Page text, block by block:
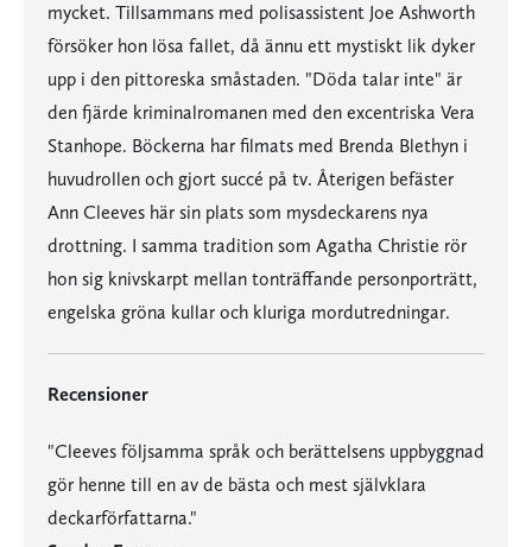
mycket. Tillsammans med polisassistent Joe Ashworth
försöker hon lösa fallet, då ännu ett mystiskt lik dyker
upp i den pittoreska småstaden. "Döda talar inte" är
den fjärde kriminalromanen med den excentriska Vera
Stanhope. Böckerna har filmats med Brenda Blethyn i
huvudrollen och gjort succé på tv. Återigen befäster
Ann Cleeves här sin plats som mysdeckarens nya
drottning. I samma tradition som Agatha Christie rör
hon sig knivskarpt mellan tonträffande personporträtt,
engelska gröna kullar och kluriga mordutredningar.
Recensioner
"Cleeves följsamma språk och berättelsens uppbyggnad
gör henne till en av de bästa och mest självklara
deckarförfattarna."